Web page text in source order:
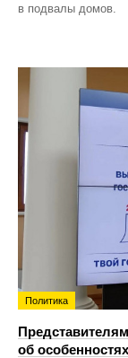
в подвалы домов.
Политика
об